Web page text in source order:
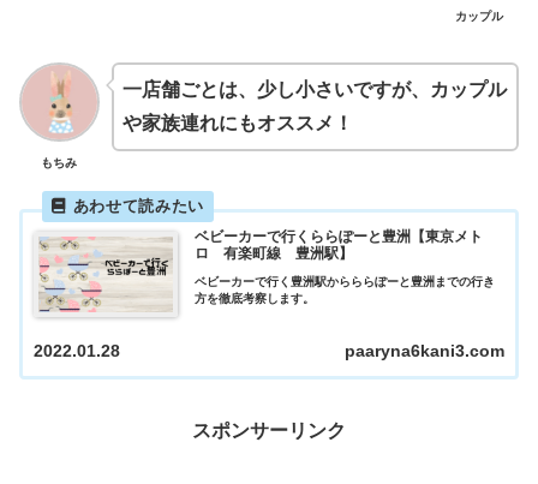
カップル
もちみ
一店舗ごとは、少し小さいですが、カップル
や家族連れにもオススメ！
ベビーカーで行くららぽーと豊洲【東京メト
ロ 有楽町線 豊洲駅】
ベビーカーで行く豊洲駅からららぽーと豊洲までの行き
方を徹底考察します。
paaryna6kani3.com
2022.01.28
スポンサーリンク